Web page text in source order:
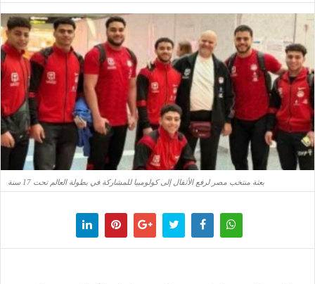
بعثة منتخب مصر لرفع الأثقال إلى كولومبيا للمشاركة في بطولة العالم تحت 17 سنة